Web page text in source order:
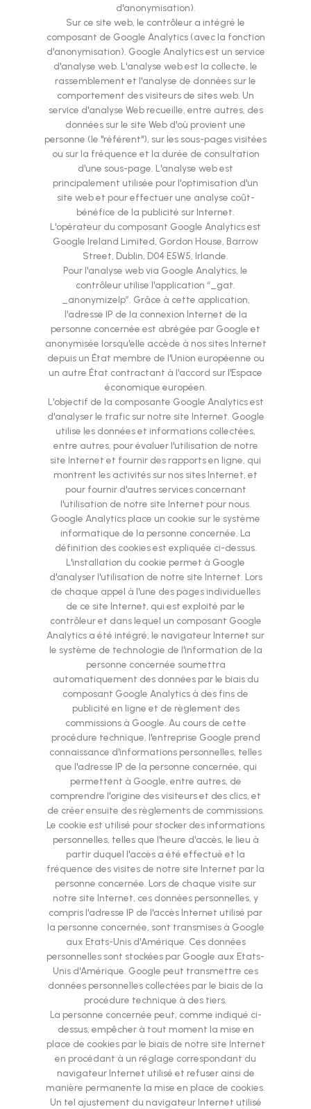
d'anonymisation).
Sur ce site web, le contrôleur a intégré le
composant de Google Analytics (avec la fonction
d'anonymisation). Google Analytics est un service
d'analyse web. L'analyse web est la collecte, le
rassemblement et l'analyse de données sur le
comportement des visiteurs de sites web. Un
service d'analyse Web recueille, entre autres, des
données sur le site Web d'où provient une
personne (le "référent"), sur les sous-pages visitées
ou sur la fréquence et la durée de consultation
d'une sous-page. L'analyse web est
principalement utilisée pour l'optimisation d'un
site web et pour effectuer une analyse coût-
bénéfice de la publicité sur Internet.
L'opérateur du composant Google Analytics est
Google Ireland Limited, Gordon House, Barrow
Street, Dublin, D04 E5W5, Irlande.
Pour l'analyse web via Google Analytics, le
contrôleur utilise l'application “_gat.
_anonymizeIp”. Grâce à cette application,
l'adresse IP de la connexion Internet de la
personne concernée est abrégée par Google et
anonymisée lorsqu'elle accède à nos sites Internet
depuis un État membre de l'Union européenne ou
un autre État contractant à l'accord sur l'Espace
économique européen.
L'objectif de la composante Google Analytics est
d'analyser le trafic sur notre site Internet. Google
utilise les données et informations collectées,
entre autres, pour évaluer l'utilisation de notre
site Internet et fournir des rapports en ligne, qui
montrent les activités sur nos sites Internet, et
pour fournir d'autres services concernant
l'utilisation de notre site Internet pour nous.
Google Analytics place un cookie sur le système
informatique de la personne concernée. La
définition des cookies est expliquée ci-dessus.
L'installation du cookie permet à Google
d'analyser l'utilisation de notre site Internet. Lors
de chaque appel à l'une des pages individuelles
de ce site Internet, qui est exploité par le
contrôleur et dans lequel un composant Google
Analytics a été intégré, le navigateur Internet sur
le système de technologie de l'information de la
personne concernée soumettra
automatiquement des données par le biais du
composant Google Analytics à des fins de
publicité en ligne et de règlement des
commissions à Google. Au cours de cette
procédure technique, l'entreprise Google prend
connaissance d'informations personnelles, telles
que l'adresse IP de la personne concernée, qui
permettent à Google, entre autres, de
comprendre l'origine des visiteurs et des clics, et
de créer ensuite des règlements de commissions.
Le cookie est utilisé pour stocker des informations
personnelles, telles que l'heure d'accès, le lieu à
partir duquel l'accès a été effectué et la
fréquence des visites de notre site Internet par la
personne concernée. Lors de chaque visite sur
notre site Internet, ces données personnelles, y
compris l'adresse IP de l'accès Internet utilisé par
la personne concernée, sont transmises à Google
aux Etats-Unis d'Amérique. Ces données
personnelles sont stockées par Google aux Etats-
Unis d'Amérique. Google peut transmettre ces
données personnelles collectées par le biais de la
procédure technique à des tiers.
La personne concernée peut, comme indiqué ci-
dessus, empêcher à tout moment la mise en
place de cookies par le biais de notre site Internet
en procédant à un réglage correspondant du
navigateur Internet utilisé et refuser ainsi de
manière permanente la mise en place de cookies.
Un tel ajustement du navigateur Internet utilisé